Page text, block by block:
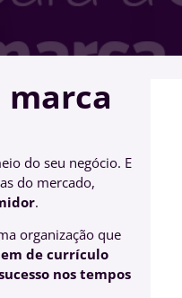
do seu negócio. E
do mercado,
.
organização que
de currículo
nos tempos